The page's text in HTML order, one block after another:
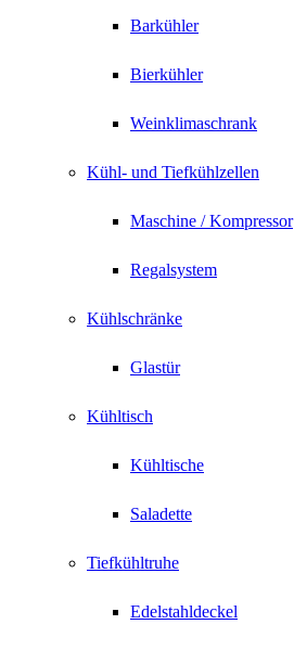
Barkühler
Bierkühler
Weinklimaschrank
Kühl- und Tiefkühlzellen
Maschine / Kompressor
Regalsystem
Kühlschränke
Glastür
Kühltisch
Kühltische
Saladette
Tiefkühltruhe
Edelstahldeckel